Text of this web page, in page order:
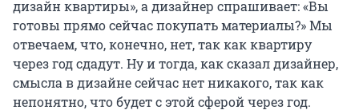
дизайн квартиры», а дизайнер спрашивает: «Вы
готовы прямо сейчас покупать материалы?» Мы
отвечаем, что, конечно, нет, так как квартиру
через год сдадут. Ну и тогда, как сказал дизайнер,
смысла в дизайне сейчас нет никакого, так как
непонятно, что будет с этой сферой через год.